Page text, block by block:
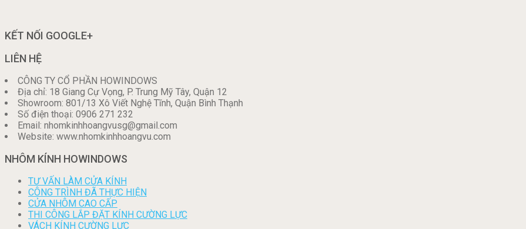
KẾT NỐI GOOGLE+
LIÊN HỆ
CÔNG TY CỔ PHẦN HOWINDOWS
Địa chỉ: 18 Giang Cự Vọng, P. Trung Mỹ Tây, Quận 12
Showroom: 801/13 Xô Viết Nghệ Tĩnh, Quận Bình Thạnh
Số điện thoại: 0906 271 232
Email: nhomkinhhoangvusg@gmail.com
Website: www.nhomkinhhoangvu.com
NHÔM KÍNH HOWINDOWS
TƯ VẤN LÀM CỬA KÍNH
CÔNG TRÌNH ĐÃ THỰC HIỆN
CỬA NHÔM CAO CẤP
THI CÔNG LẮP ĐẶT KÍNH CƯỜNG LỰC
VÁCH KÍNH CƯỜNG LỰC